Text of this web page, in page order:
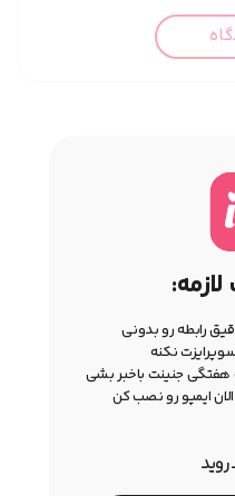
رابطه رو بدونی
نکنه
هفتگی جنینت باخبر بشی
ایمپو رو نصب کن